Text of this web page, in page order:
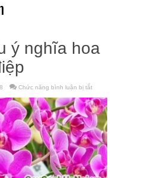
ý nghĩa hoa
Chức năng bình luận bị tắt
hiểu
ý
nghĩa
hoa
lan
hồ
điệp